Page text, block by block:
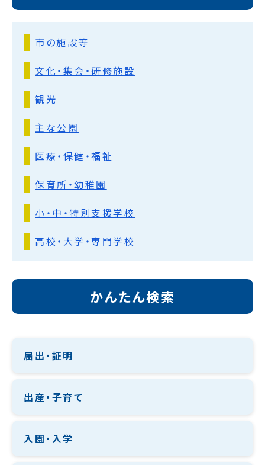
市の施設等
文化・集会・研修施設
観光
主な公園
医療・保健・福祉
保育所・幼稚園
小・中・特別支援学校
高校・大学・専門学校
かんたん検索
届出・証明
出産・子育て
入園・入学